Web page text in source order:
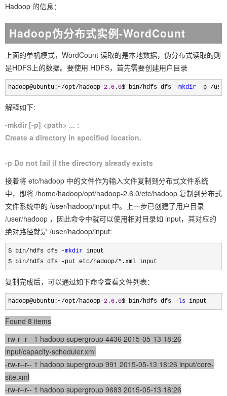
Hadoop 的信息：
Hadoop伪分布式实例-WordCount
上面的单机模式，WordCount 读取的是本地数据，伪分布式读取的则
是HDFS上的数据。要使用 HDFS，首先需要创建用户目录
hadoop@ubuntu:~/opt/hadoop-2.6 .0$ bin/hdfs dfs -mkdir -p /
解释如下:
-mkdir [-p] <path> ... :
Create a directory in specified location.
-p Do not fail if the directory already exists
接着将 etc/hadoop 中的文件作为输入文件复制到分布式文件系统
中，即将 /home/hadoop/opt/hadoop-2.6.0/etc/hadoop 复制到分布式
文件系统中的 /user/hadoop/input 中。上一步已创建了用户目录
/user/hadoop ，因此命令中就可以使用相对目录如 input，其对应的
绝对路径就是 /user/hadoop/input:
$ bin/hdfs dfs -mkdir input
$ bin/hdfs dfs -put etc/hadoop/*.xml input
复制完成后，可以通过如下命令查看文件列表：
hadoop@ubuntu:~/opt/hadoop-2.6 .0$ bin/hdfs dfs -ls input
Found 8 items
-rw-r--r-- 1 hadoop supergroup 4436 2015-05-13 18:26
input/capacity-scheduler.xml
-rw-r--r-- 1 hadoop supergroup 991 2015-05-13 18:26 input/core-
site.xml
-rw-r--r-- 1 hadoop supergroup 9683 2015-05-13 18:26